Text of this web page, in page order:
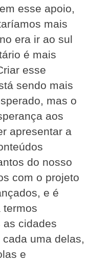
esse apoio,
mais
era ir ao sul
é mais
esse
sendo mais
mas o
aos
apresentar a
do nosso
com o projeto
e é
termos
as cidades
uma delas,
e